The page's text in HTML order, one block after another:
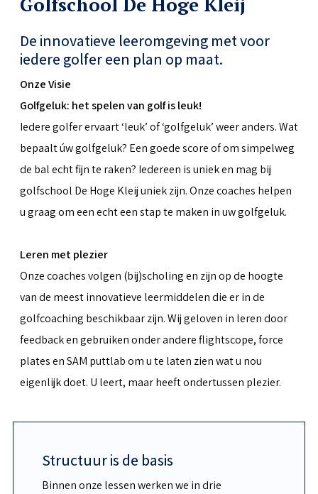
De innovatieve leeromgeving met voor
iedere golfer een plan op maat.
Onze Visie
Golfgeluk: het spelen van golf is leuk!
Iedere golfer ervaart ‘leuk’ of ‘golfgeluk’ weer anders. Wat
bepaalt úw golfgeluk? Een goede score of om simpelweg
de bal echt fijn te raken? Iedereen is uniek en mag bij
golfschool De Hoge Kleij uniek zijn. Onze coaches helpen
u graag om een echt een stap te maken in uw golfgeluk.
Leren met plezier
Onze coaches volgen (bij)scholing en zijn op de hoogte
van de meest innovatieve leermiddelen die er in de
golfcoaching beschikbaar zijn. Wij geloven in leren door
feedback en gebruiken onder andere flightscope, force
plates en SAM puttlab om u te laten zien wat u nou
eigenlijk doet. U leert, maar heeft ondertussen plezier.
Structuur is de basis
Binnen onze lessen werken we in drie